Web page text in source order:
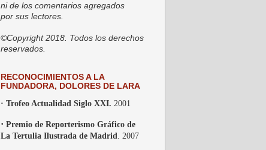
ni de los comentarios agregados
por sus lectores.
©Copyright 2018. Todos los derechos
reservados.
RECONOCIMIENTOS A LA
FUNDADORA, DOLORES DE LARA
· Trofeo Actualidad Siglo XXI. 2001
· Premio de Reporterismo Gráfico de
La Tertulia Ilustrada de Madrid . 2007